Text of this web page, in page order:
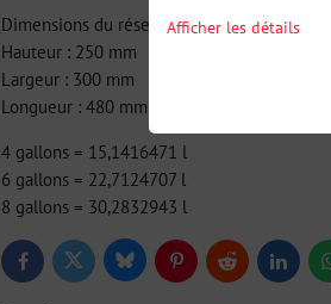
Dimensions du réservoir de 8 gallons :
Hauteur : 250 mm
Largeur : 300 mm
Longueur : 480 mm
4 gallons = 15,1416471 l
6 gallons = 22,7124707 l
8 gallons = 30,2832943 l
FacebookTwitter BlueskyPinterestReddit
Afficher les détails